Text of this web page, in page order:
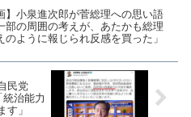
】小泉進次郎が菅総理への思い語
部の周囲の考えが、あたかも総理
のように報じられ反感を買った」
民党
治能力
す」